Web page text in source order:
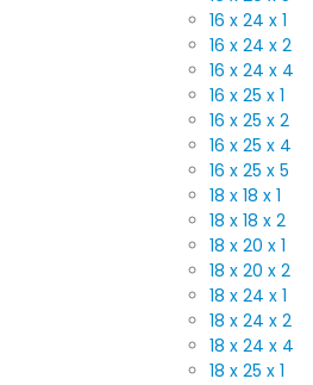
16 x 24 x 1
16 x 24 x 2
16 x 24 x 4
16 x 25 x 1
16 x 25 x 2
16 x 25 x 4
16 x 25 x 5
18 x 18 x 1
18 x 18 x 2
18 x 20 x 1
18 x 20 x 2
18 x 24 x 1
18 x 24 x 2
18 x 24 x 4
18 x 25 x 1